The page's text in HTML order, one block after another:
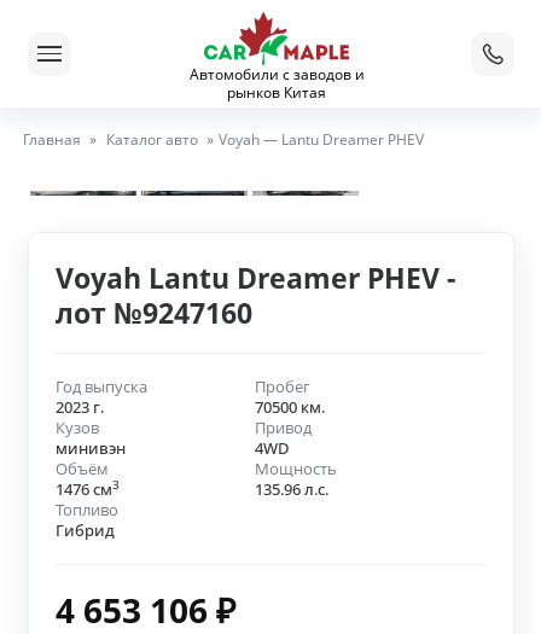
Автомобили с заводов и
рынков Китая
Главная » Каталог авто » Voyah — Lantu Dreamer PHEV
Voyah Lantu Dreamer PHEV -
лот №9247160
Год выпуска
2023 г.
Пробег
70500 км.
Кузов
минивэн
Привод
4WD
Объём
1476 см3
Мощность
135.96 л.с.
Топливо
Гибрид
4 653 106 ₽